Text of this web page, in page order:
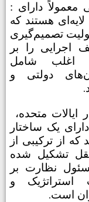
: شرکت‌های ایرانی معمولاً دارای
هستند که
تصمیم‌گیری
اجرایی را بر
اغلب شامل
دولتی و
.
یک ساختار
از ترکیبی از
تشکیل شده
نظارت بر
استراتژیک و
است.